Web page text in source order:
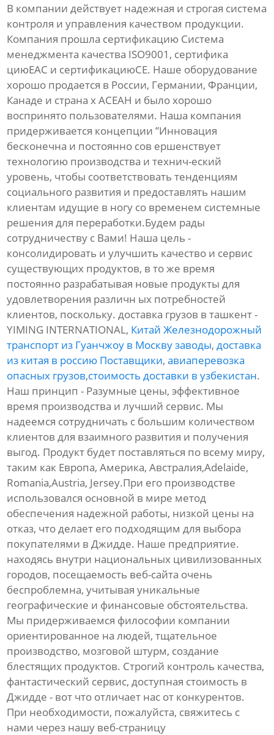
В компании действует надежная и строгая система
контроля и управления качеством продукции.
Компания прошла сертификацию Система
менеджмента качества ISO9001, сертифика
циюЕАС и сертификациюСЕ. Наше оборудование
хорошо продается в России, Германии, Франции,
Канаде и страна х АСЕАН и было хорошо
воспринято пользователями. Наша компания
придерживается концепции ”Инновация
бесконечна и постоянно сов ершенствует
технологию производства и технич-еский
уровень, чтобы соответствовать тенденциям
социального развития и предоставлять нашим
клиентам идущие в ногу со временем системные
решения для переработки.Будем рады
сотрудничеству с Вами! Наша цель -
консолидировать и улучшить качество и сервис
существующих продуктов, в то же время
постоянно разрабатывая новые продукты для
удовлетворения различн ых потребностей
клиентов, поскольку. доставка грузов в ташкент -
YIMING INTERNATIONAL, Китай Железнодорожный
транспорт из Гуанчжоу в Москву заводы,доставка
из китая в россию Поставщики,авиаперевозка
опасных грузов,стоимость доставки в узбекистан.
Наш принцип - Разумные цены, эффективное
время производства и лучший сервис. Мы
надеемся сотрудничать с большим количеством
клиентов для взаимного развития и получения
выгод. Продукт будет поставляться по всему миру,
таким как Европа, Америка, Австралия,Adelaide,
Romania,Austria, Jersey.При его производстве
использовался основной в мире метод
обеспечения надежной работы, низкой цены на
отказ, что делает его подходящим для выбора
покупателями в Джидде. Наше предприятие.
находясь внутри национальных цивилизованных
городов, посещаемость веб-сайта очень
беспроблемна, учитывая уникальные
географические и финансовые обстоятельства.
Мы придерживаемся философии компании
ориентированное на людей, тщательное
производство, мозговой штурм, создание
блестящих продуктов. Строгий контроль качества,
фантастический сервис, доступная стоимость в
Джидде - вот что отличает нас от конкурентов.
При необходимости, пожалуйста, свяжитесь с
нами через нашу веб-страницу